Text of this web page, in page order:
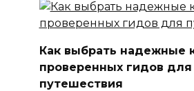
Как выбрать надежные
проверенных гидов для
путешествия